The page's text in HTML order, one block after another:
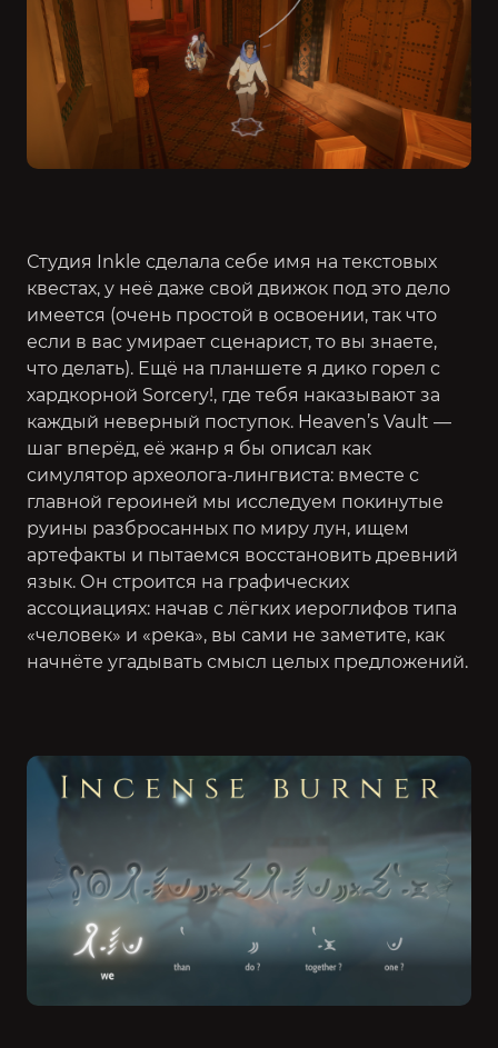
Студия Inkle сделала себе имя на текстовых
квестах, у неё даже свой движок под это дело
имеется (очень простой в освоении, так что
если в вас умирает сценарист, то вы знаете,
что делать). Ещё на планшете я дико горел с
хардкорной Sorcery!, где тебя наказывают за
каждый неверный поступок. Heaven’s Vault —
шаг вперёд, её жанр я бы описал как
симулятор археолога-лингвиста: вместе с
главной героиней мы исследуем покинутые
руины разбросанных по миру лун, ищем
артефакты и пытаемся восстановить древний
язык. Он строится на графических
ассоциациях: начав с лёгких иероглифов типа
«человек» и «река», вы сами не заметите, как
начнёте угадывать смысл целых предложений.